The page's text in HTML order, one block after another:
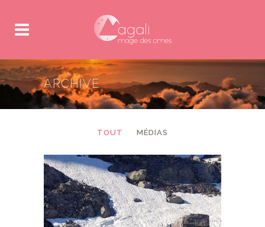
ARCHIVE
TOUT MÉDIAS